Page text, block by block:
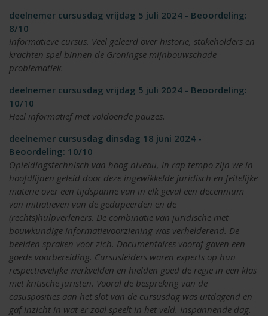
deelnemer cursusdag vrijdag 5 juli 2024 - Beoordeling:
8/10
Informatieve cursus. Veel geleerd over historie, stakeholders en
krachten spel binnen de Groningse mijnbouwschade
problematiek.
deelnemer cursusdag vrijdag 5 juli 2024 - Beoordeling:
10/10
Heel informatief met voldoende pauzes.
deelnemer cursusdag dinsdag 18 juni 2024 -
Beoordeling: 10/10
Opleidingstechnisch van hoog niveau, in rap tempo zijn we in
hoofdlijnen geleid door deze ingewikkelde juridisch en feitelijke
materie over een tijdspanne van in elk geval een decennium
van initiatieven van de gedupeerden en de
(rechts)hulpverleners. De combinatie van juridische met
bouwkundige informatievoorziening was verhelderend. De
beelden spraken voor zich. Documentaires vooraf gaven een
goede voorbereiding. Cursusleiders waren experts op hun
respectievelijke werkvelden en hielden goed de regie in een klas
met kritische juristen. Vooral de bespreking van de
casusposities aan het slot van de cursusdag was uitdagend en
gaf inzicht in wat er zoal speelt in het veld. Inspannende dag.